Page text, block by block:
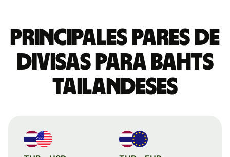
Principales pares de
divisas para bahts
tailandeses